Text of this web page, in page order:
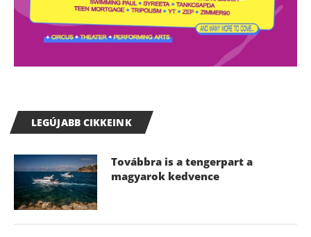
LEGÚJABB CIKKEINK
Továbbra is a tengerpart a
magyarok kedvence